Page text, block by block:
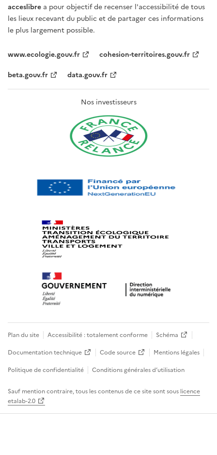
acceslibre a pour objectif de recenser l'accessibilité de tous
les lieux recevant du public et de partager ces informations
le plus largement possible.
www.ecologie.gouv.fr
cohesion-territoires.gouv.fr
beta.gouv.fr
data.gouv.fr
Nos investisseurs
Plan du site Accessibilité : totalement conforme
Schéma
Documentation technique
Code source
Mentions légales
Politique de confidentialité
Conditions générales d’utilisation
Sauf mention contraire, tous les contenus de ce site sont sous licence
etalab-2.0